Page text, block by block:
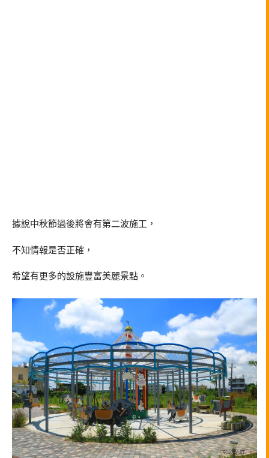
據說中秋節過後將會有第二波施工，
不知情報是否正確，
希望有更多的設施豐富美麗景點。